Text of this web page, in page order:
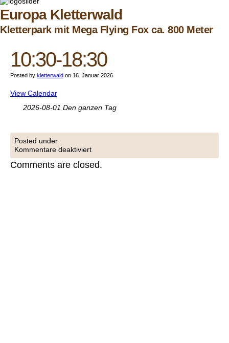
Europa Kletterwald
Kletterpark mit Mega Flying Fox ca. 800 Meter
10:30-18:30
Posted by kletterwald on 16. Januar 2026
View Calendar
2026-08-01 Den ganzen Tag
Posted under
Kommentare deaktiviert
Comments are closed.